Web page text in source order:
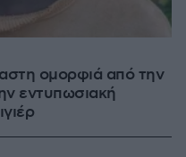
ομορφιά από την
εντυπωσιακή